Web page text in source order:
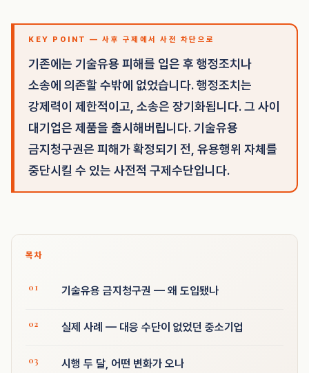
KEY POINT — 사후 구제에서 사전 차단으로
기존에는 기술유용 피해를 입은 후 행정조치나
소송에 의존할 수밖에 없었습니다. 행정조치는
강제력이 제한적이고, 소송은 장기화됩니다. 그 사이
대기업은 제품을 출시해버립니다. 기술유용
금지청구권은 피해가 확정되기 전, 유용행위 자체를
중단시킬 수 있는 사전적 구제수단입니다.
목차
기술유용 금지청구권 — 왜 도입됐나
실제 사례 — 대응 수단이 없었던 중소기업
시행 두 달, 어떤 변화가 오나